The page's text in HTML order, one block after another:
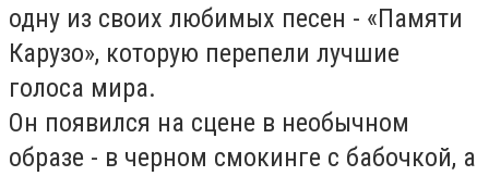
одну из своих любимых песен - «Памяти
Карузо», которую перепели лучшие
голоса мира.
Он появился на сцене в необычном
образе - в черном смокинге с бабочкой, а